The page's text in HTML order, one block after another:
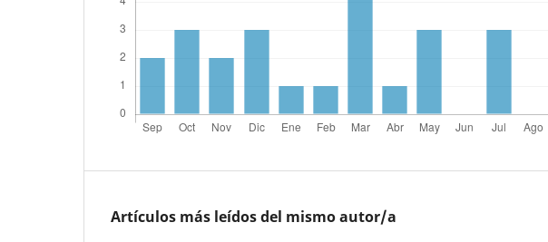
Artículos más leídos del mismo autor/a